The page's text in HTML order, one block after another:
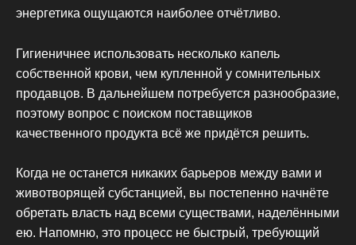
энергетика ощущаются наиболее отчётливо.
Гигиеничнее использовать несколько капель
собственной крови, чем купленной у сомнительных
продавцов. В дальнейшем потребуется разнообразие,
поэтому вопрос с поиском поставщиков
качественного продукта всё же придётся решить.
Когда не останется никаких барьеров между вами и
животворящей субстанцией, вы постепенно начнёте
обретать власть над всеми существами, наделёнными
ею. Напомню, это процесс не быстрый, требующий